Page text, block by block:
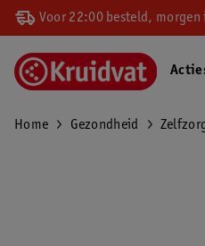
Voor 22:00 besteld, morgen
Home Gezondheid